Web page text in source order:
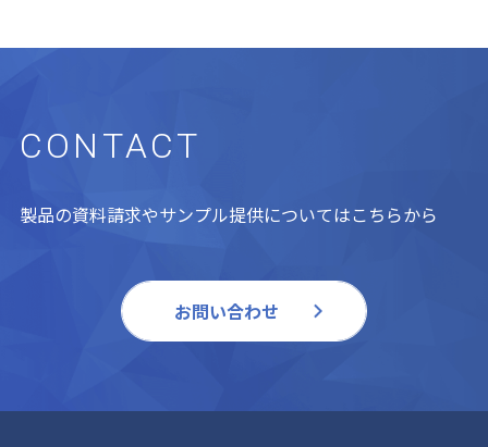
CONTACT
製品の資料請求やサンプル提供についてはこちらから
お問い合わせ